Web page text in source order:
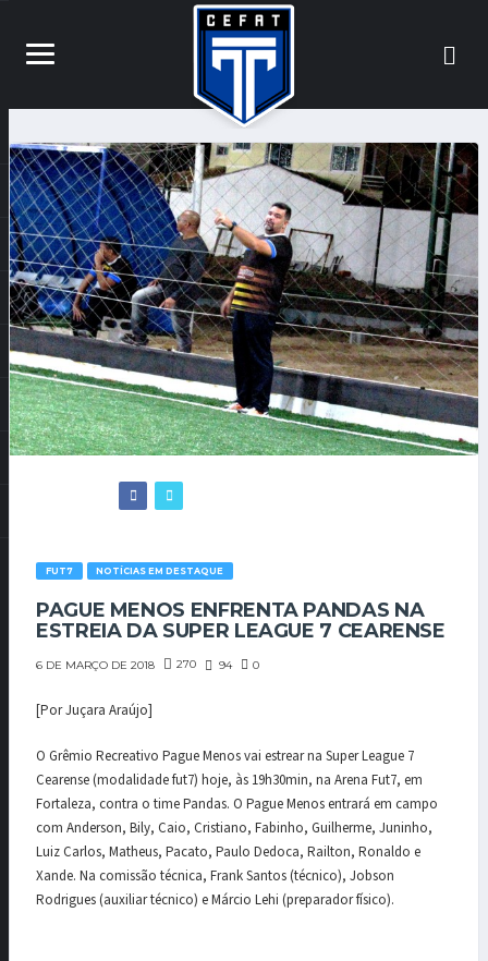
FUT7 NOTÍCIAS EM DESTAQUE
PAGUE MENOS ENFRENTA PANDAS NA
ESTREIA DA SUPER LEAGUE 7 CEARENSE
6 DE MARÇO DE 2018 270 94 0
[Por Juçara Araújo]
O Grêmio Recreativo Pague Menos vai estrear na Super League 7
Cearense (modalidade fut7) hoje, às 19h30min, na Arena Fut7, em
Fortaleza, contra o time Pandas. O Pague Menos entrará em campo
com Anderson, Bily, Caio, Cristiano, Fabinho, Guilherme, Juninho,
Luiz Carlos, Matheus, Pacato, Paulo Dedoca, Railton, Ronaldo e
Xande. Na comissão técnica, Frank Santos (técnico), Jobson
Rodrigues (auxiliar técnico) e Márcio Lehi (preparador físico).